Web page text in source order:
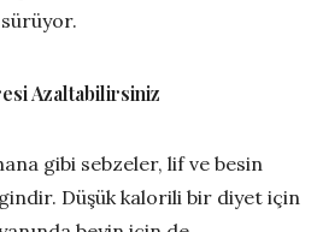
Azaltabilirsiniz
gibi sebzeler, lif ve besin
Düşük kalorili bir diyet için